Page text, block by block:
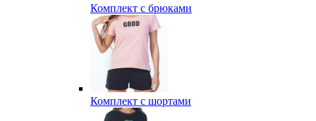
Комплект с брюками
Комплект с шортами